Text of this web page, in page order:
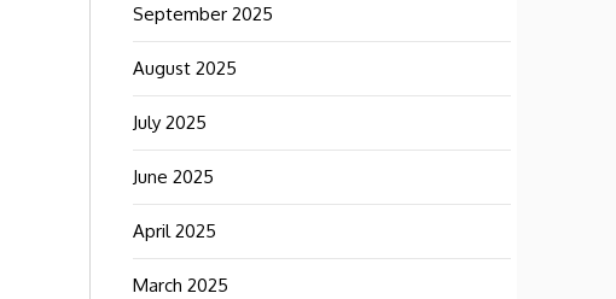
September 2025
August 2025
July 2025
June 2025
April 2025
March 2025